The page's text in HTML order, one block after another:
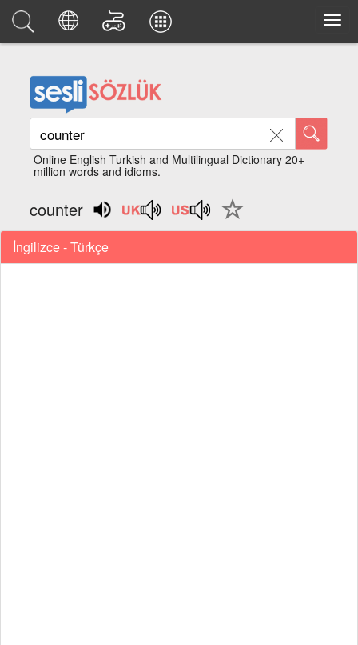
Online English Turkish and Multilingual Dictionary 20+
million words and idioms.
counter
İngilizce - Türkçe